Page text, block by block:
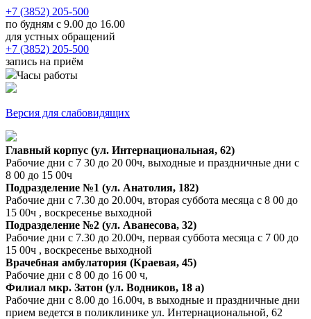
+7 (3852) 205-500
по будням с 9.00 до 16.00
для устных обращений
+7 (3852) 205-500
запись на приём
Часы работы
Версия для слабовидящих
Главный корпус (ул. Интернациональная, 62)
Рабочие дни с 7 30 до 20 00ч, выходные и праздничные дни с
8 00 до 15 00ч
Подразделение №1 (ул. Анатолия, 182)
Рабочие дни с 7.30 до 20.00ч, вторая суббота месяца с 8 00 до
15 00ч , воскресенье выходной
Подразделение №2 (ул. Аванесова, 32)
Рабочие дни с 7.30 до 20.00ч, первая суббота месяца с 7 00 до
15 00ч , воскресенье выходной
Врачебная амбулатория (Краевая, 45)
Рабочие дни с 8 00 до 16 00 ч,
Филиал мкр. Затон (ул. Водников, 18 а)
Рабочие дни с 8.00 до 16.00ч, в выходные и праздничные дни
прием ведется в поликлинике ул. Интернациональной, 62